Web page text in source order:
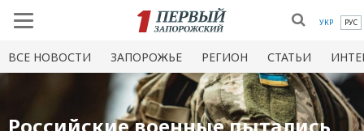
УКР РУС
ВСЕ НОВОСТИ ЗАПОРОЖЬЕ РЕГИОН СТАТЬИ